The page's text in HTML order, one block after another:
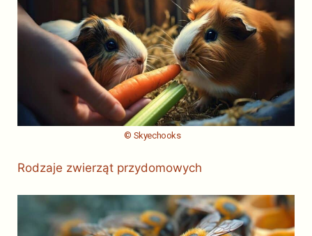
© Skyechooks
Rodzaje zwierząt przydomowych